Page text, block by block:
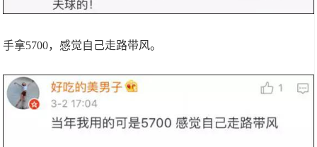
手拿5700，感觉自己走路带风。